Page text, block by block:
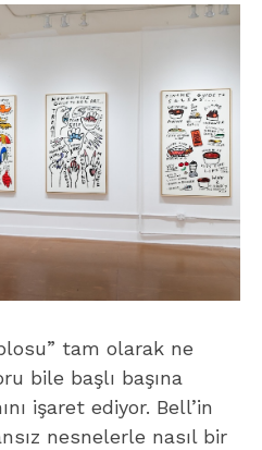
tam olarak ne
bile başlı başına
işaret ediyor. Bell’in
nesnelerle nasıl bir